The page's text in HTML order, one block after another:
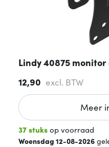
Lindy 40875
12,90 excl. BTW
Meer
37 stuksop voorraad
Woensdag 12-08-2026